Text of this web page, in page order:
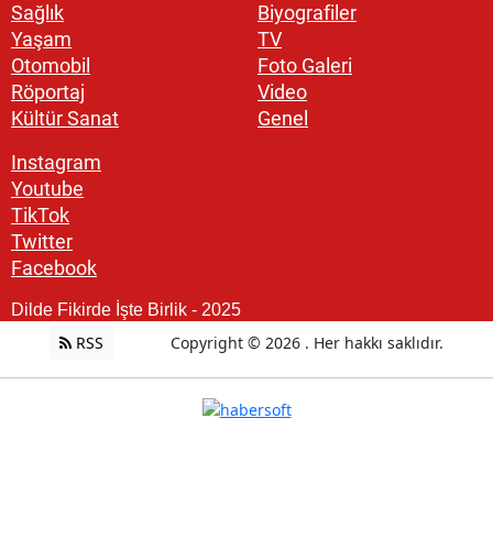
Sağlık
Yaşam
Otomobil
Röportaj
Kültür Sanat
Biyografiler
TV
Foto Galeri
Video
Genel
Instagram
Youtube
TikTok
Twitter
Facebook
Dilde Fikirde İşte Birlik - 2025
RSS Copyright © 2026 . Her hakkı saklıdır.